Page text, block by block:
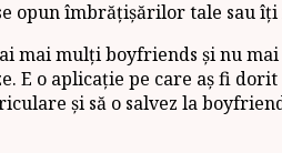
opun îmbrățișărilor tale sau
mai mulți boyfriends și nu
o aplicație pe care aș fi
și să o salvez la